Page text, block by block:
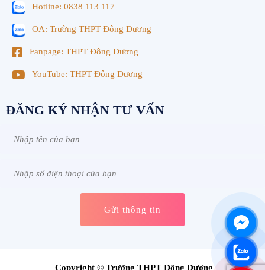
Hotline: 0838 113 117
OA: Trường THPT Đông Dương
Fanpage: THPT Đông Dương
YouTube: THPT Đông Dương
ĐĂNG KÝ NHẬN TƯ VẤN
Copyright © Trường THPT Đông Dương